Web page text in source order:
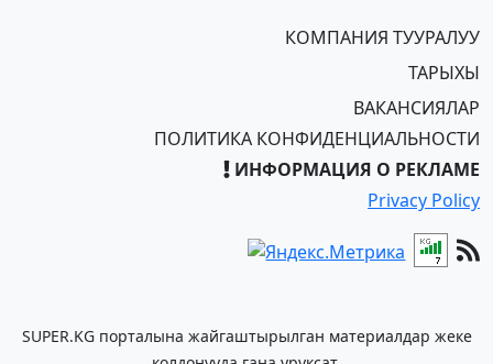
КОМПАНИЯ ТУУРАЛУУ
ТАРЫХЫ
ВАКАНСИЯЛАР
ПОЛИТИКА КОНФИДЕНЦИАЛЬНОСТИ
ИНФОРМАЦИЯ О РЕКЛАМЕ
Privacy Policy
SUPER.KG порталына жайгаштырылган материалдар жеке